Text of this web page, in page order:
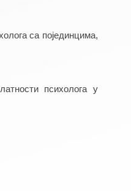
са појединцима,
психолога у